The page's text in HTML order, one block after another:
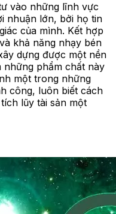
vào những lĩnh vực
nhuận lớn, bởi họ tin
của mình. Kết hợp
khả năng nhạy bén
dựng được một nền
những phẩm chất này
một trong những
công, luôn biết cách
lũy tài sản một